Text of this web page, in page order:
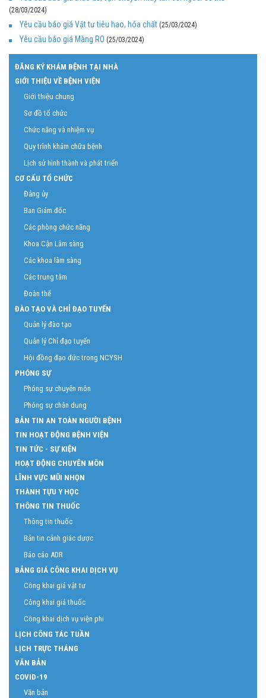
(28/03/2024)
Yêu cầu báo giá Vật tư tiêu hao, hóa chất (25/03/2024)
Yêu cầu báo giá Màng RO (25/03/2024)
ĐĂNG KÝ KHÁM BỆNH TẠI NHÀ
GIỚI THIỆU VỀ BỆNH VIỆN
Giới thiệu chung
Sơ đồ tổ chức
Chức năng và nhiệm vụ
Quy trình khám chữa bệnh
Lịch sử hình thành và phát triển
CƠ CẤU TỔ CHỨC
Đảng ủy
Ban Giám đốc
Các phòng chức năng
Khoa Cận Lâm sàng
Các khoa lâm sàng
Các trung tâm
Đoàn thể
ĐÀO TẠO VÀ CHỈ ĐẠO TUYẾN
Quản lý đào tạo
Quản lý Chỉ đạo tuyến
Hội đồng đạo đức trong NCYSH
PHÓNG SỰ
Phóng sự chuyên môn
Phóng sự chân dung
BẢN TIN AN TOÀN NGƯỜI BỆNH
TIN HOẠT ĐỘNG BỆNH VIỆN
TIN TỨC - SỰ KIỆN
HOẠT ĐỘNG CHUYÊN MÔN
LĨNH VỰC MŨI NHỌN
THÀNH TỰU Y HỌC
THÔNG TIN THUỐC
Thông tin thuốc
Bản tin cảnh giác dược
Báo cáo ADR
BẢNG GIÁ CÔNG KHAI DỊCH VỤ
Công khai giá vật tư
Công khai giá thuốc
Công khai dịch vụ viện phí
LỊCH CÔNG TÁC TUẦN
LỊCH TRỰC THÁNG
VĂN BẢN
COVID-19
Văn bản